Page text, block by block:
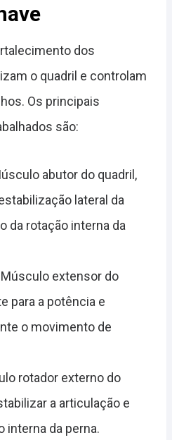
dos
o quadril e controlam
Os principais
são:
abutor do quadril,
lateral da
da rotação interna da
Músculo extensor do
para a potência e
o movimento de
rotador externo do
a articulação e
interna da perna.